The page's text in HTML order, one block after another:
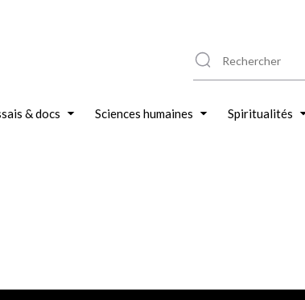
& docs Sciences humaines Spiritualités